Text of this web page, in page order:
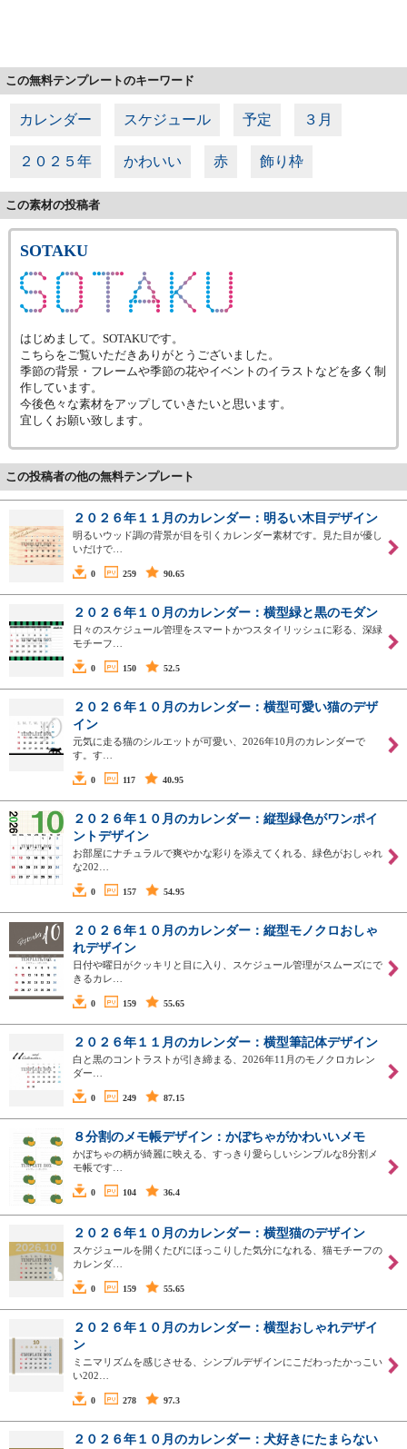
この無料テンプレートのキーワード
カレンダー スケジュール 予定 ３月
２０２５年 かわいい 赤 飾り枠
この素材の投稿者
SOTAKU
はじめまして。SOTAKUです。
こちらをご覧いただきありがとうございました。
季節の背景・フレームや季節の花やイベントのイラストなどを多く制
作しています。
今後色々な素材をアップしていきたいと思います。
宜しくお願い致します。
この投稿者の他の無料テンプレート
２０２６年１１月のカレンダー：明るい木目デザイン
明るいウッド調の背景が目を引くカレンダー素材です。見た目が優し
いだけで…
0 259 90.65
２０２６年１０月のカレンダー：横型緑と黒のモダン
日々のスケジュール管理をスマートかつスタイリッシュに彩る、深緑
モチーフ…
0 150 52.5
２０２６年１０月のカレンダー：横型可愛い猫のデザ
イン
元気に走る猫のシルエットが可愛い、2026年10月のカレンダーで
す。す…
0 117 40.95
２０２６年１０月のカレンダー：縦型緑色がワンポイ
ントデザイン
お部屋にナチュラルで爽やかな彩りを添えてくれる、緑色がおしゃれ
な202…
0 157 54.95
２０２６年１０月のカレンダー：縦型モノクロおしゃ
れデザイン
日付や曜日がクッキリと目に入り、スケジュール管理がスムーズにで
きるカレ…
0 159 55.65
２０２６年１１月のカレンダー：横型筆記体デザイン
白と黒のコントラストが引き締まる、2026年11月のモノクロカレン
ダー…
0 249 87.15
８分割のメモ帳デザイン：かぼちゃがかわいいメモ
かぼちゃの柄が綺麗に映える、すっきり愛らしいシンプルな8分割メ
モ帳です…
0 104 36.4
２０２６年１０月のカレンダー：横型猫のデザイン
スケジュールを開くたびにほっこりした気分になれる、猫モチーフの
カレンダ…
0 159 55.65
２０２６年１０月のカレンダー：横型おしゃれデザイ
ン
ミニマリズムを感じさせる、シンプルデザインにこだわったかっこい
い202…
0 278 97.3
２０２６年１０月のカレンダー：犬好きにたまらない